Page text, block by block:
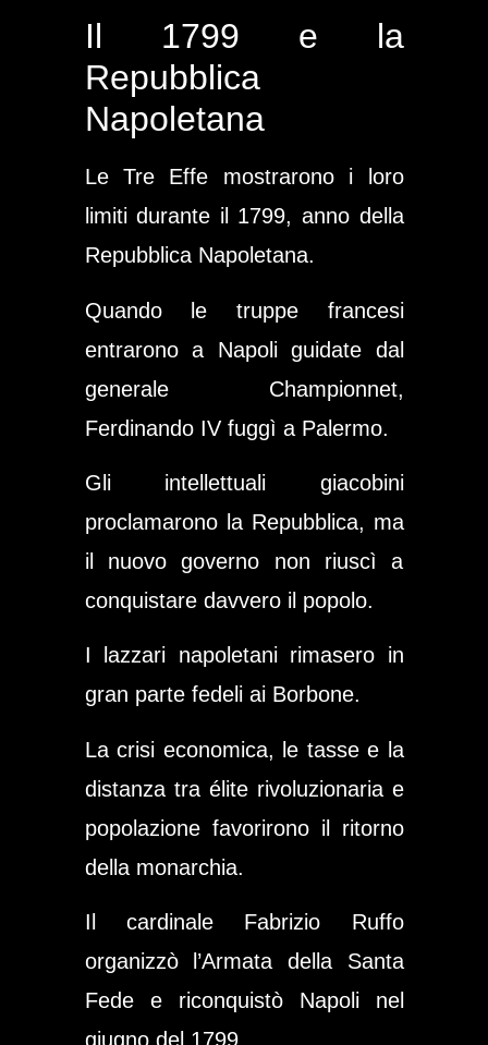
Il 1799 e la
Repubblica
Napoletana
Le Tre Effe mostrarono i loro
limiti durante il 1799, anno della
Repubblica Napoletana.
Quando le truppe francesi
entrarono a Napoli guidate dal
generale Championnet,
Ferdinando IV fuggì a Palermo.
Gli intellettuali giacobini
proclamarono la Repubblica, ma
il nuovo governo non riuscì a
conquistare davvero il popolo.
I lazzari napoletani rimasero in
gran parte fedeli ai Borbone.
La crisi economica, le tasse e la
distanza tra élite rivoluzionaria e
popolazione favorirono il ritorno
della monarchia.
Il cardinale Fabrizio Ruffo
organizzò l’Armata della Santa
Fede e riconquistò Napoli nel
giugno del 1799.